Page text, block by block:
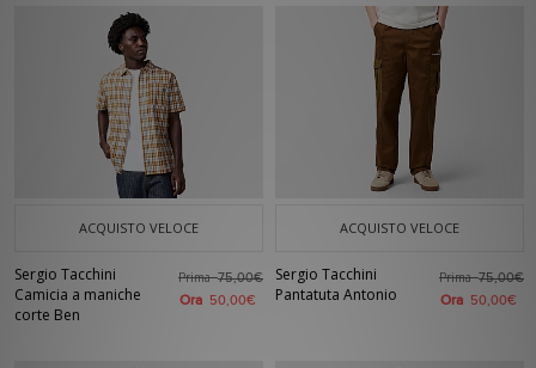
ACQUISTO VELOCE
Sergio Tacchini
Camicia a maniche
corte Ben
Prima75,00€
Ora 50,00€
ACQUISTO VELOCE
Sergio Tacchini
Pantatuta Antonio
Prima75,00€
Ora 50,00€